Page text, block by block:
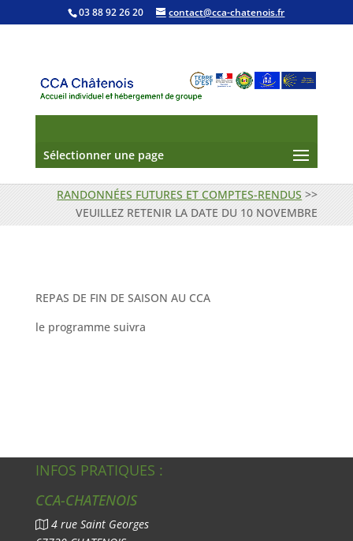
03 88 92 26 20 contact@cca-chatenois.fr
Sélectionner une page
RANDONNÉES FUTURES ET COMPTES-RENDUS >>
VEUILLEZ RETENIR LA DATE DU 10 NOVEMBRE
REPAS DE FIN DE SAISON AU CCA
le programme suivra
INFOS PRATIQUES :
CCA-CHATENOIS
4 rue Saint Georges